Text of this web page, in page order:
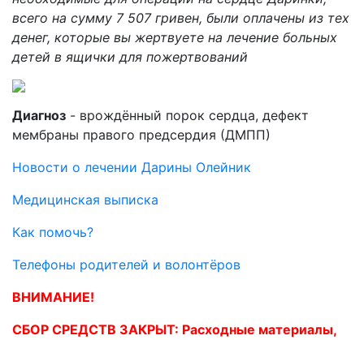
всего на сумму 7 507 гривен, были оплачены из тех
денег, которые вы жертвуете на лечение больных
детей в ящички для пожертвований
Диагноз - врождённый порок сердца, дефект
мембраны правого предсердия (ДМПП)
Новости о лечении Дарины Олейник
Медицинская выписка
Как помочь?
Телефоны родителей и волонтёров
ВНИМАНИЕ!
СБОР СРЕДСТВ ЗАКРЫТ: Расходные материалы,